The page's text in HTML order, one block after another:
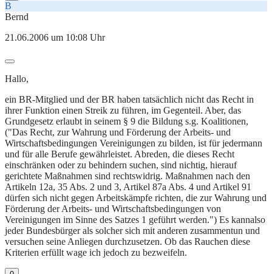
B
Bernd
21.06.2006 um 10:08 Uhr
Hallo,
ein BR-Mitglied und der BR haben tatsächlich nicht das Recht in
ihrer Funktion einen Streik zu führen, im Gegenteil. Aber, das
Grundgesetz erlaubt in seinem § 9 die Bildung s.g. Koalitionen,
("Das Recht, zur Wahrung und Förderung der Arbeits- und
Wirtschaftsbedingungen Vereinigungen zu bilden, ist für jedermann
und für alle Berufe gewährleistet. Abreden, die dieses Recht
einschränken oder zu behindern suchen, sind nichtig, hierauf
gerichtete Maßnahmen sind rechtswidrig. Maßnahmen nach den
Artikeln 12a, 35 Abs. 2 und 3, Artikel 87a Abs. 4 und Artikel 91
dürfen sich nicht gegen Arbeitskämpfe richten, die zur Wahrung und
Förderung der Arbeits- und Wirtschaftsbedingungen von
Vereinigungen im Sinne des Satzes 1 geführt werden.") Es kannalso
jeder Bundesbürger als solcher sich mit anderen zusammentun und
versuchen seine Anliegen durchzusetzen. Ob das Rauchen diese
Kriterien erfüllt wage ich jedoch zu bezweifeln.